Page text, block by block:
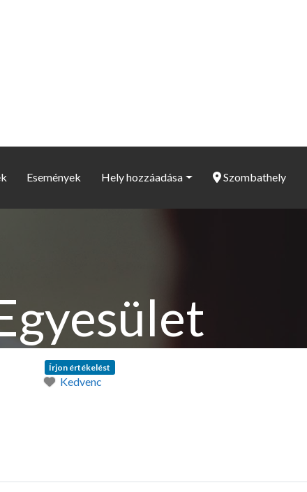
Események Hely hozzáadása Szombathely
Írjon értékelést
Kedvenc